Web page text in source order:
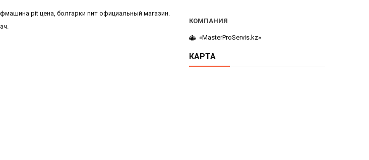
pit цена, болгарки пит официальный магазин.
«MasterProServis.kz»
КАРТА